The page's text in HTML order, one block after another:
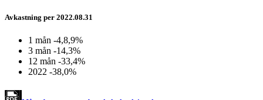
Avkastning per 2022.08.31
1 mån -4,8,9%
3 mån -14,3%
12 mån -33,4%
2022 -38,0%